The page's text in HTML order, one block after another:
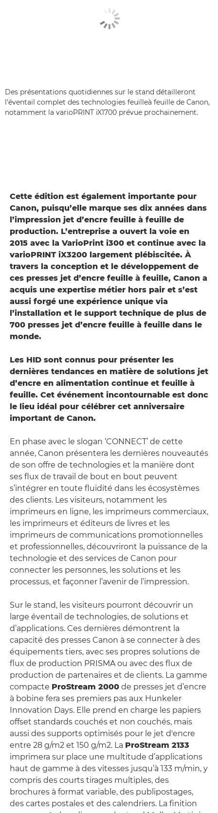
Des présentations quotidiennes sur le stand détailleront
l’éventail complet des technologies feuilleà feuille de Canon,
notamment la varioPRINT iX1700 prévue prochainement.
Cette édition est également importante pour
Canon, puisqu’elle marque ses dix années dans
l’impression jet d’encre feuille à feuille de
production. L’entreprise a ouvert la voie en
2015 avec la VarioPrint i300 et continue avec la
varioPRINT iX3200 largement plébiscitée. À
travers la conception et le développement de
ces presses jet d’encre feuille à feuille, Canon a
acquis une expertise métier hors pair et s’est
aussi forgé une expérience unique via
l’installation et le support technique de plus de
700 presses jet d’encre feuille à feuille dans le
monde.
Les HID sont connus pour présenter les
dernières tendances en matière de solutions jet
d’encre en alimentation continue et feuille à
feuille. Cet événement incontournable est donc
le lieu idéal pour célébrer cet anniversaire
important de Canon.
En phase avec le slogan ‘CONNECT’ de cette
année, Canon présentera les dernières nouveautés
de son offre de technologies et la manière dont
ses flux de travail de bout en bout peuvent
s’intégrer en toute fluidité dans les écosystèmes
des clients. Les visiteurs, notamment les
imprimeurs en ligne, les imprimeurs commerciaux,
les imprimeurs et éditeurs de livres et les
imprimeurs de communications promotionnelles
et professionnelles, découvriront la puissance de la
technologie et des services de Canon pour
connecter les personnes, les solutions et les
processus, et façonner l’avenir de l’impression.
Sur le stand, les visiteurs pourront découvrir un
large éventail de technologies, de solutions et
d’applications. Ces dernières démontrent la
capacité des presses Canon à se connecter à des
équipements tiers, avec ses propres solutions de
flux de production PRISMA ou avec des flux de
production de partenaires et de clients. La gamme
compacte ProStream 2000 de presses jet d’encre
à bobine fera ses premiers pas aux Hunkeler
Innovation Days. Elle prend en charge les papiers
offset standards couchés et non couchés, mais
aussi des supports optimisés pour le jet d'encre
entre 28 g/m2 et 150 g/m2. La ProStream 2133
imprimera sur place une multitude d’applications
haut de gamme à des vitesses jusqu’à 133 m/min, y
compris des courts tirages multiples, des
brochures à format variable, des publipostages,
des cartes postales et des calendriers. La finition